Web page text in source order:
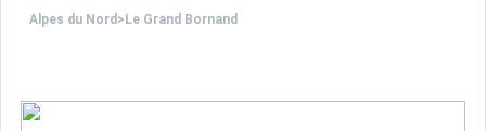
Alpes du Nord > Le Grand Bornand